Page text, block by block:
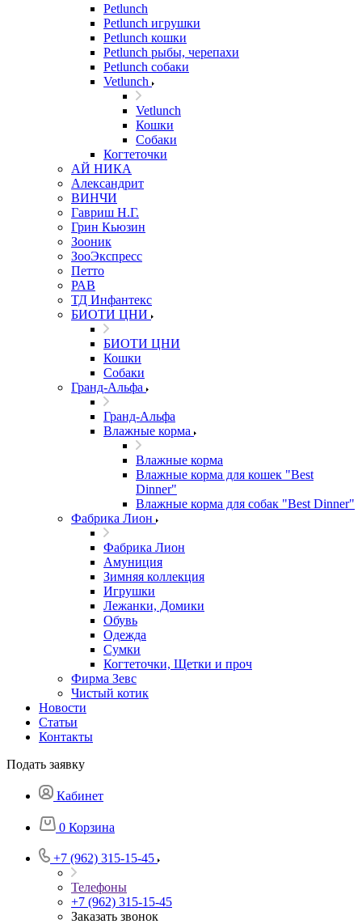
Petlunch
Petlunch игрушки
Petlunch кошки
Petlunch рыбы, черепахи
Petlunch собаки
Vetlunch
Vetlunch
Кошки
Собаки
Когтеточки
АЙ НИКА
Александрит
ВИНЧИ
Гавриш Н.Г.
Грин Кьюзин
Зооник
ЗооЭкспресс
Петто
РАВ
ТД Инфантекс
БИОТИ ЦНИ
БИОТИ ЦНИ
Кошки
Собаки
Гранд-Альфа
Гранд-Альфа
Влажные корма
Влажные корма
Влажные корма для кошек "Best
Dinner"
Влажные корма для собак "Best Dinner"
Фабрика Лион
Фабрика Лион
Амуниция
Зимняя коллекция
Игрушки
Лежанки, Домики
Обувь
Одежда
Сумки
Когтеточки, Щетки и проч
Фирма Зевс
Чистый котик
Новости
Статьи
Контакты
Подать заявку
Кабинет
0 Корзина
+7 (962) 315-15-45
Телефоны
+7 (962) 315-15-45
Заказать звонок